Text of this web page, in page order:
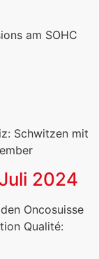
am SOHC
Schwitzen mit
2024
Oncosuisse
Qualité: